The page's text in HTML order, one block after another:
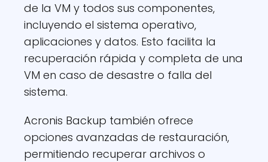
de la VM y todos sus componentes,
incluyendo el sistema operativo,
aplicaciones y datos. Esto facilita la
recuperación rápida y completa de una
VM en caso de desastre o falla del
sistema.
Acronis Backup también ofrece
opciones avanzadas de restauración,
permitiendo recuperar archivos o